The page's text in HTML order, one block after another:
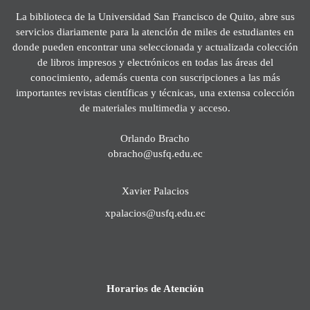
La biblioteca de la Universidad San Francisco de Quito, abre sus
servicios diariamente para la atención de miles de estudiantes en
donde pueden encontrar una seleccionada y actualizada colección
de libros impresos y electrónicos en todas las áreas del
conocimiento, además cuenta con suscripciones a las más
importantes revistas científicas y técnicas, una extensa colección
de materiales multimedia y acceso.
Orlando Bracho
obracho@usfq.edu.ec
Xavier Palacios
xpalacios@usfq.edu.ec
Horarios de Atención